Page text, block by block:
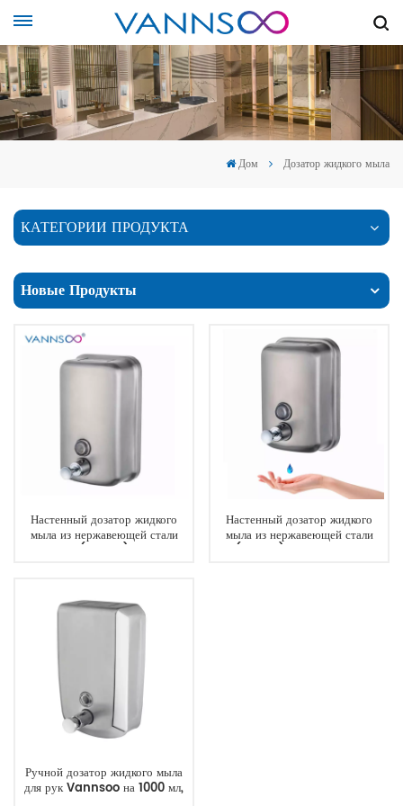
Дом Дозатор жидкого мыла
КАТЕГОРИИ ПРОДУКТА
Новые Продукты
Настенный дозатор жидкого
мыла из нержавеющей стали
(800 мл)
Настенный дозатор жидкого
мыла из нержавеющей стали
(500 мл), поставляемый
Ручной дозатор жидкого мыла
для рук Vannsoo на 1000 мл,